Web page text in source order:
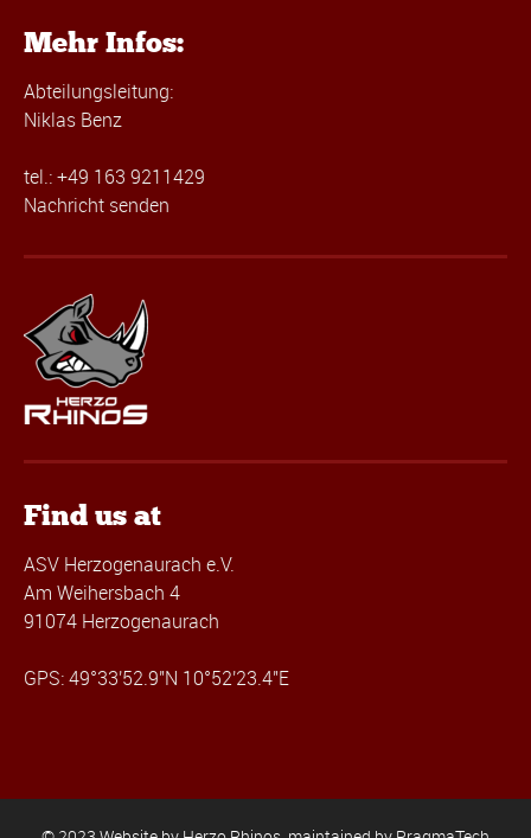
Mehr Infos:
Abteilungsleitung:
Niklas Benz
tel.: +49 163 9211429
Nachricht senden
Find us at
ASV Herzogenaurach e.V.
Am Weihersbach 4
91074 Herzogenaurach
GPS: 49°33'52.9"N 10°52'23.4"E